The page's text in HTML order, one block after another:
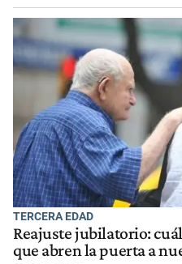
TERCERA EDAD
Reajuste jubilatorio:
que abren la puerta a